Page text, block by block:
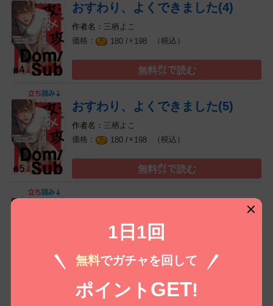
おすわり、よくできました(4)
三栖よこ
180 /￥ 198 （税込）
無料㌽で読む
おすわり、よくできました(5)
三栖よこ
180 /￥ 198 （税込）
無料㌽で読む
三栖よこ
180 /￥ 198 （税込）
無料㌽で読む
1日1回
無料でガチャを回して
ポイント GET!